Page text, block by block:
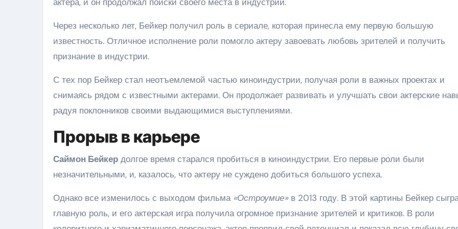
Через несколько лет, Бейкер получил роль в сериале, которая принесла ему первую большую
известность. Отличное исполнение роли помогло актеру завоевать любовь зрителей и получить
признание в индустрии.
С тех пор Бейкер стал неотъемлемой частью киноиндустрии, получая роли в важных проектах и
снимаясь рядом с известными актерами. Он продолжает развивать и улучшать свои актерские
радуя поклонников своими выдающимися выступлениями.
Прорыв в карьере
Саймон Бейкер долгое время старался пробиться в киноиндустрии. Его первые роли были
незначительными, и, казалось, что актеру не суждено добиться большого успеха.
Однако все изменилось с выходом фильма «Остроумие» в 2013 году. В этой картины Бейкер
главную роль, и его актерская игра получила огромное признание зрителей и критиков. В роли